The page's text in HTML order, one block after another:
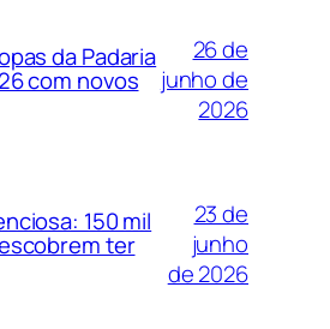
da Padaria
com novos
26 de
junho de
2026
150 mil
ter
23 de
junho
de 2026